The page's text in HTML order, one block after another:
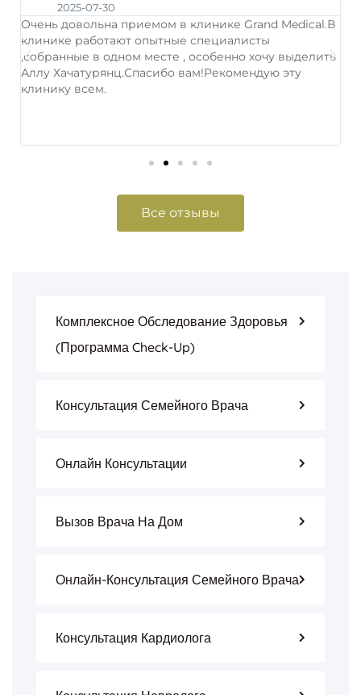
2025-07-30
Очень довольна приемом в клинике Grand Medical.В
клинике работают опытные специалисты
,собранные в одном месте , особенно хочу выделить
Аллу Хачатурянц.Спасибо вам!Рекомендую эту
клинику всем.
Все отзывы
Комплексное Обследование Здоровья
(программа Check-Up)
Консультация Семейного Врача
Онлайн Консультации
Вызов Врача На Дом
Онлайн-Консультация Семейного Врача
Консультация Кардиолога